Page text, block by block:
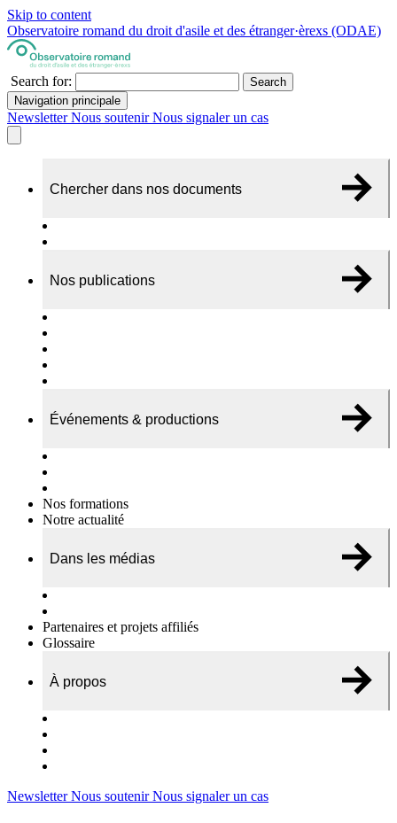
Skip to content
Observatoire romand du droit d'asile et des étranger·èrexs (ODAE)
Search for:
Search
Navigation principale
NewsletterNous soutenirNous signaler un cas
Chercher dans nos documents
Nos publications
Événements & productions
Nos formations
Notre actualité
Dans les médias
Partenaires et projets affiliés
Glossaire
À propos
NewsletterNous soutenirNous signaler un cas